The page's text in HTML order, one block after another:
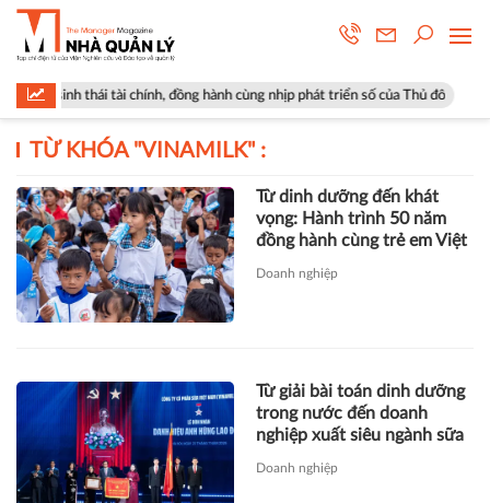
sinh thái tài chính, đồng hành cùng nhịp phát triển số của Thủ đô
TỪ KHÓA "VINAMILK" :
Từ dinh dưỡng đến khát
vọng: Hành trình 50 năm
đồng hành cùng trẻ em Việt
Doanh nghiệp
Từ giải bài toán dinh dưỡng
trong nước đến doanh
nghiệp xuất siêu ngành sữa
Doanh nghiệp